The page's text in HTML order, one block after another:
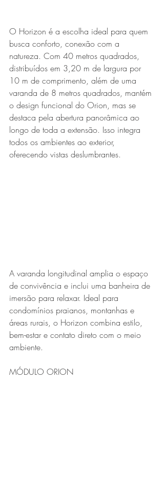
O Horizon é a escolha ideal para quem
busca conforto, conexão com a
natureza. Com 40 metros quadrados,
distribuídos em 3,20 m de largura por
10 m de comprimento, além de uma
varanda de 8 metros quadrados, mantém
o design funcional do Orion, mas se
destaca pela abertura panorâmica ao
longo de toda a extensão. Isso integra
todos os ambientes ao exterior,
oferecendo vistas deslumbrantes.
A varanda longitudinal amplia o espaço
de convivência e inclui uma banheira de
imersão para relaxar. Ideal para
condomínios praianos, montanhas e
áreas rurais, o Horizon combina estilo,
bem-estar e contato direto com o meio
ambiente.
MÓDULO ORION